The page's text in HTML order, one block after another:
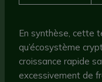
En synthèse, cette
qu’écosystème
croissance rapide
excessivement de